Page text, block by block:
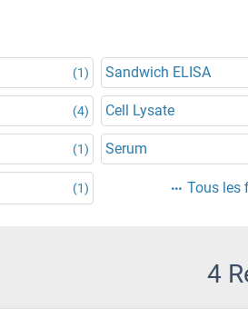
(1) Sandwich ELISA
(4) Cell Lysate
(1) Serum
(1) Tous les
4